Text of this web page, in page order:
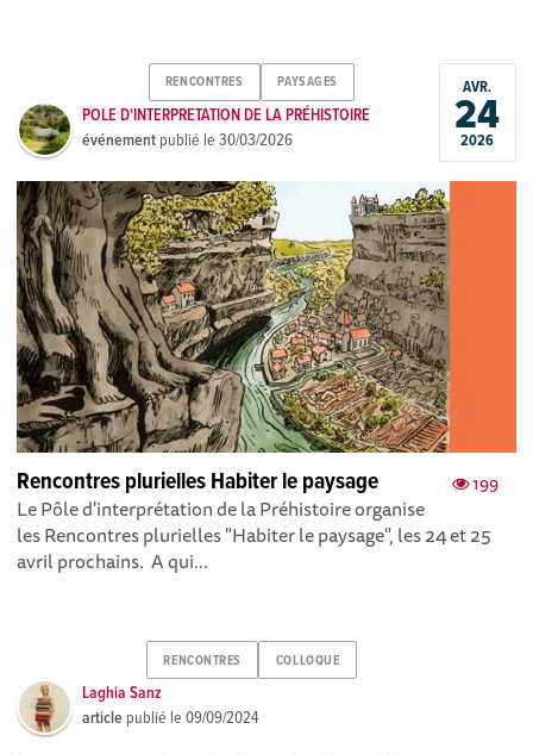
RENCONTRES PAYSAGES
POLE D'INTERPRETATION DE LA PRÉHISTOIRE
événement publié le30/03/2026
AVR.
24
2026
199
Rencontres plurielles Habiter le paysage
Le Pôle d'interprétation de la Préhistoire organise
les Rencontres plurielles "Habiter le paysage", les 24 et 25
avril prochains. A qui...
RENCONTRES COLLOQUE
Laghia Sanz
article publié le09/09/2024